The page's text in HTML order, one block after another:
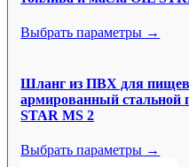
Выбрать параметры →
Шланг из ПВХ для
армированный стальной
STAR MS 2
Выбрать параметры →